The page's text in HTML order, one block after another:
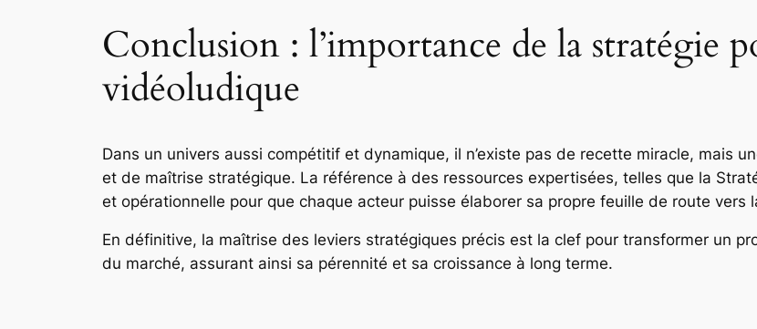
Conclusion : l’importance de la stratégie
vidéoludique
Dans un univers aussi compétitif et dynamique, il n’existe pas de recette miracle, mais
et de maîtrise stratégique. La référence à des ressources expertisées, telles que la
et opérationnelle pour que chaque acteur puisse élaborer sa propre feuille de route vers
En définitive, la maîtrise des leviers stratégiques précis est la clef pour transformer un
du marché, assurant ainsi sa pérennité et sa croissance à long terme.